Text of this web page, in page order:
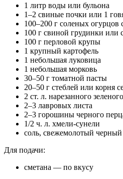
1 литр воды или бульона
1–2 свиные почки или 1
100–200 г соленых огурцов
100 г свиной грудинки или
100 г перловой крупы
1 крупный картофель
1 небольшая луковица
1 небольшая морковь
30–50 г томатной пасты
20–50 г стеблей или корня
2 ст. л. нарезанного
2–3 лавровых листа
2–3 горошины черного
1/2 ч. л. хмели-сунели
соль, свежемолотый
Для подачи:
сметана — по вкусу